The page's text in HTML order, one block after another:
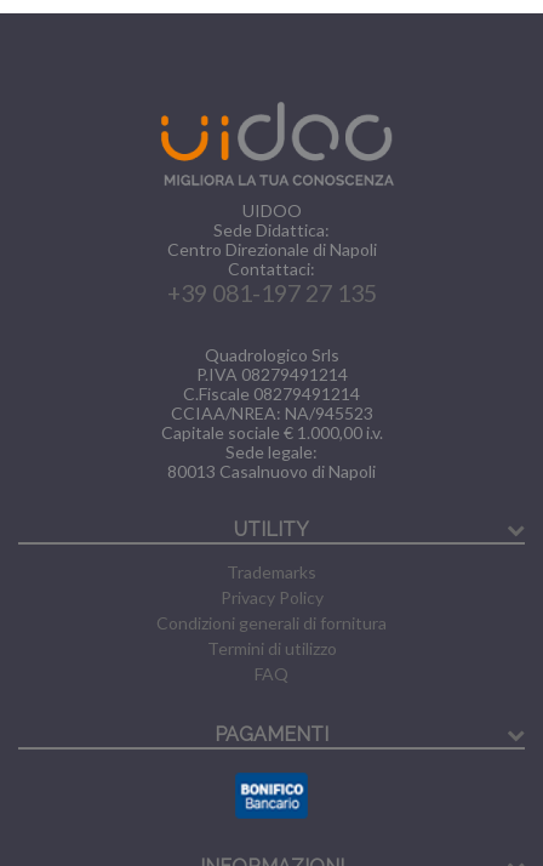
UIDOO
Sede Didattica:
Centro Direzionale di Napoli
Contattaci:
+39 081-197 27 135
Quadrologico Srls
P.IVA 08279491214
C.Fiscale 08279491214
CCIAA/NREA: NA/945523
Capitale sociale € 1.000,00 i.v.
Sede legale:
80013 Casalnuovo di Napoli
UTILITY
Trademarks
Privacy Policy
Condizioni generali di fornitura
Termini di utilizzo
FAQ
PAGAMENTI